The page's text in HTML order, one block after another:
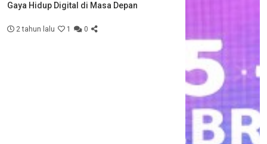
Gaya Hidup Digital di Masa Depan
2 tahun lalu 1 0